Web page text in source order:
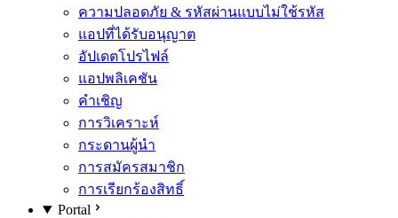
ความปลอดภัย & รหัสผ่านแบบไม่ใช้รหัส
แอปที่ได้รับอนุญาต
อัปเดตโปรไฟล์
แอปพลิเคชัน
คำเชิญ
การวิเคราะห์
กระดานผู้นำ
การสมัครสมาชิก
การเรียกร้องสิทธิ์
Portal